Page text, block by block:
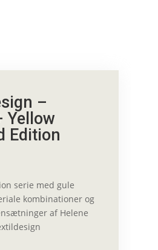
–
Yellow
Edition
serie med gule
kombinationer og
af Helene